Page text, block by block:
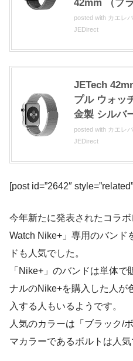
42mm （ブ
posted with カエレバ
JEDirect
JETech
プル ウォッ
金製 シルバ
posted with カエレバ
JEDirect
[post id=”2642″
今年新たに発表されたコラ
Watch Nike+」専用のバンド
ドも人気でした。
「Nike+」のバンドは単体
ナルのNike+を購入した人が
入する人もいるようです。
人気のカラーは「ブラック/
マカラーであるボルトは人気